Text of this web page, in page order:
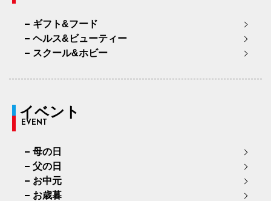
ギフト&フード
ヘルス&ビューティー
スクール&ホビー
イベント
EVENT
母の日
父の日
お中元
お歳暮